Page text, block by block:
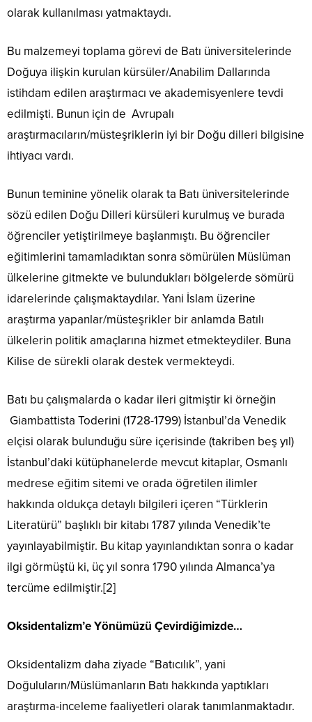
olarak kullanılması yatmaktaydı.
Bu malzemeyi toplama görevi de Batı üniversitelerinde
Doğuya ilişkin kurulan kürsüler/Anabilim Dallarında
istihdam edilen araştırmacı ve akademisyenlere tevdi
edilmişti. Bunun için de Avrupalı
araştırmacıların/müsteşriklerin iyi bir Doğu dilleri bilgisine
ihtiyacı vardı.
Bunun teminine yönelik olarak ta Batı üniversitelerinde
sözü edilen Doğu Dilleri kürsüleri kurulmuş ve burada
öğrenciler yetiştirilmeye başlanmıştı. Bu öğrenciler
eğitimlerini tamamladıktan sonra sömürülen Müslüman
ülkelerine gitmekte ve bulundukları bölgelerde sömürü
idarelerinde çalışmaktaydılar. Yani İslam üzerine
araştırma yapanlar/müsteşrikler bir anlamda Batılı
ülkelerin politik amaçlarına hizmet etmekteydiler. Buna
Kilise de sürekli olarak destek vermekteydi.
Batı bu çalışmalarda o kadar ileri gitmiştir ki örneğin
Giambattista Toderini (1728-1799) İstanbul’da Venedik
elçisi olarak bulunduğu süre içerisinde (takriben beş yıl)
İstanbul’daki kütüphanelerde mevcut kitaplar, Osmanlı
medrese eğitim sitemi ve orada öğretilen ilimler
hakkında oldukça detaylı bilgileri içeren “Türklerin
Literatürü” başlıklı bir kitabı 1787 yılında Venedik’te
yayınlayabilmiştir. Bu kitap yayınlandıktan sonra o kadar
ilgi görmüştü ki, üç yıl sonra 1790 yılında Almanca’ya
tercüme edilmiştir.[2]
Oksidentalizm’e Yönümüzü Çevirdiğimizde…
Oksidentalizm daha ziyade “Batıcılık”, yani
Doğuluların/Müslümanların Batı hakkında yaptıkları
araştırma-inceleme faaliyetleri olarak tanımlanmaktadır.